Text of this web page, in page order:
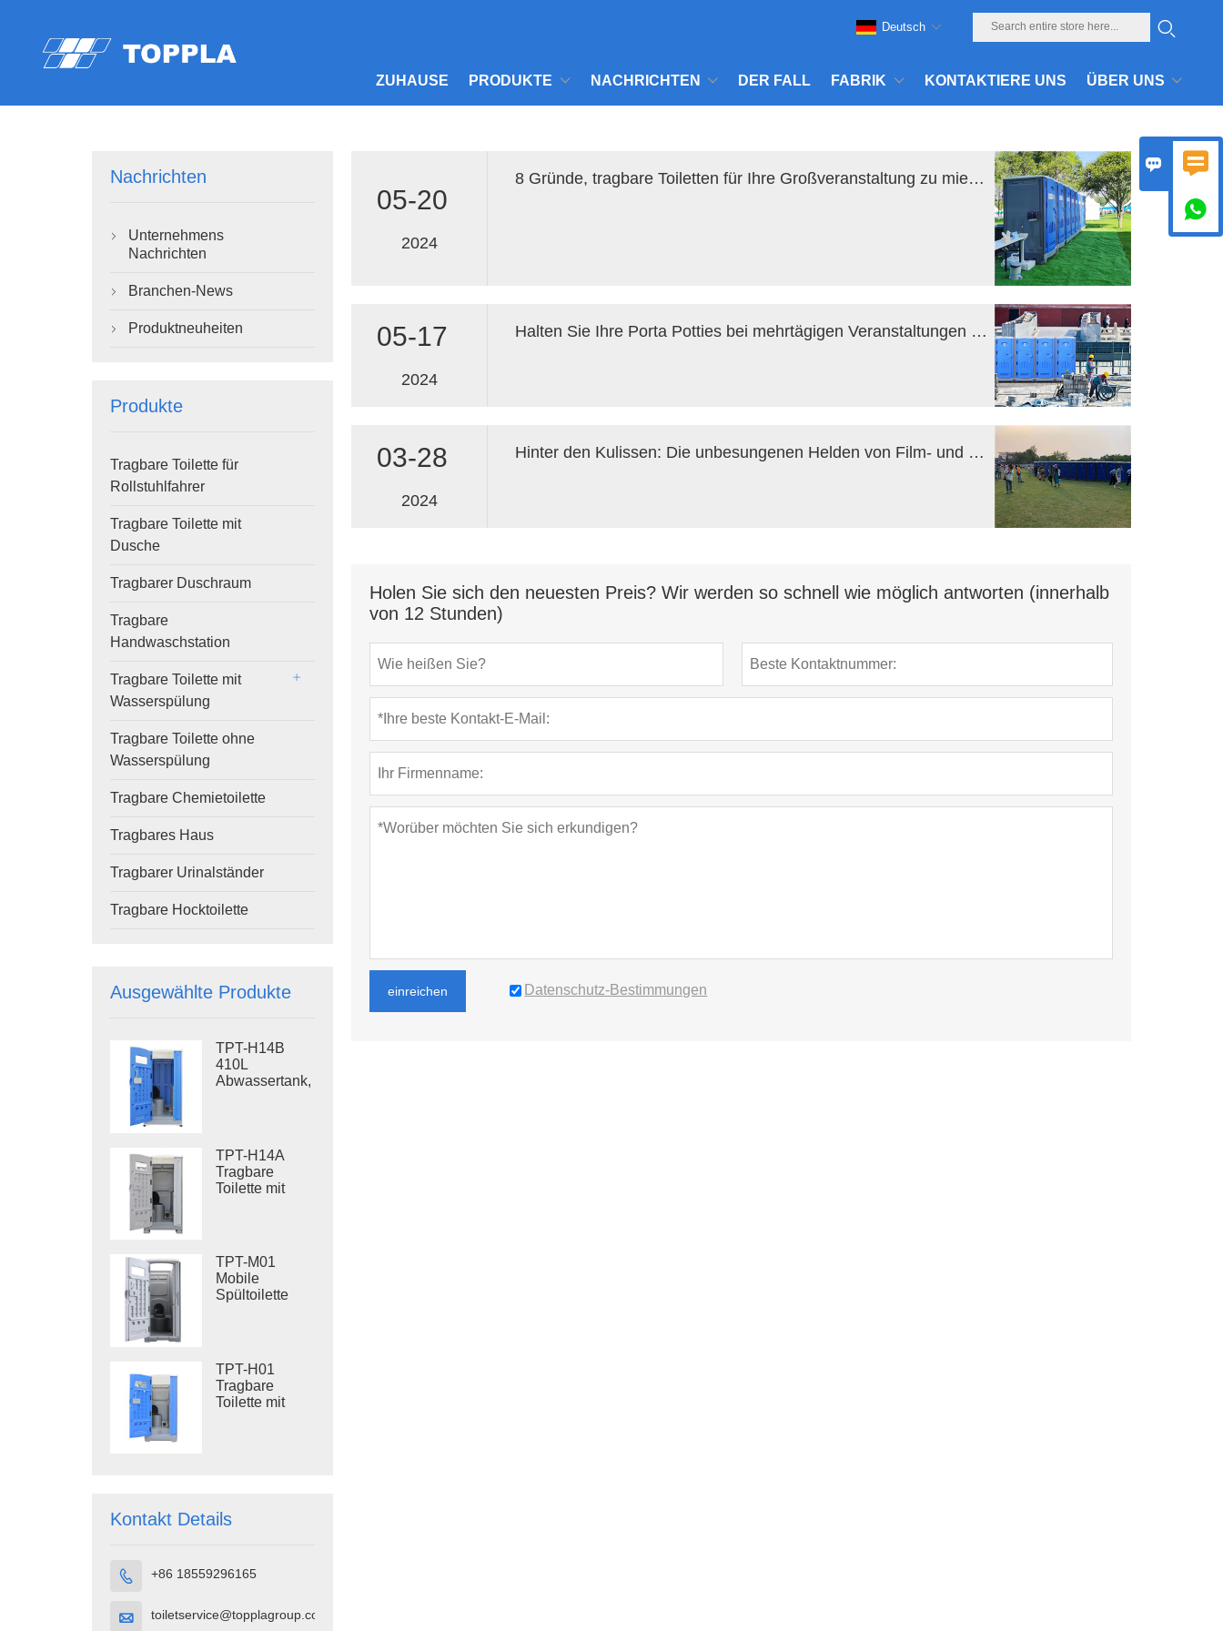
ZUHAUSE PRODUKTE NACHRICHTEN DER FALL FABRIK KONTAKTIERE UNS ÜBER UNS
Deutsch
Nachrichten

Unternehmens
Nachrichten
 Branchen-News
 Produktneuheiten
Produkte
Tragbare Toilette für
Rollstuhlfahrer
Tragbare Toilette mit
Dusche
Tragbarer Duschraum
Tragbare
Handwaschstation
Tragbare Toilette mit
Wasserspülung
Tragbare Toilette ohne
Wasserspülung
Tragbare Chemietoilette
Tragbares Haus
Tragbarer Urinalständer
Tragbare Hocktoilette
Ausgewählte Produkte
TPT-H14B
410L
Abwassertank,
Baustellentoilette
TPT-H14A
Tragbare
Toilette mit
für den
Außenbereich
TPT-M01
Mobile
Spültoilette
TPT-H01
Tragbare
Toilette mit
Kontakt Details
 +86 18559296165
 toiletservice@topplagroup.com
05-20
2024
8 Gründe, tragbare Toiletten für Ihre Großveranstaltung zu mieten
05-17
2024
Halten Sie Ihre Porta Potties bei mehrtägigen Veranstaltungen sauber
03-28
2024
Hinter den Kulissen: Die unbesungenen Helden von Film- und Fernsehgeräten – Porta Potties
Holen Sie sich den neuesten Preis? Wir werden so schnell wie möglich antworten (innerhalb
von 12 Stunden)
einreichen Datenschutz-Bestimmungen
 
